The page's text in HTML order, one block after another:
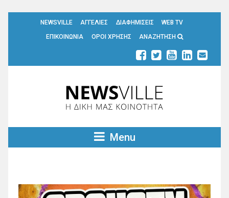
NEWSVILLE ΑΓΓΕΛΙΕΣ ΔΙΑΦΗΜΙΣΕΙΣ
WEB TV
ΕΠΙΚΟΙΝΩΝΙΑ
ΟΡΟΙ ΧΡΗΣΗΣ ΑΝΑΖΗΤΗΣΗ
Menu